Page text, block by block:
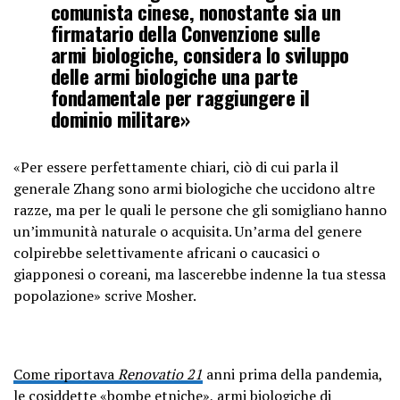
comunista cinese, nonostante sia un
firmatario della Convenzione sulle
armi biologiche, considera lo sviluppo
delle armi biologiche una parte
fondamentale per raggiungere il
dominio militare»
«Per essere perfettamente chiari, ciò di cui parla il
generale Zhang sono armi biologiche che uccidono altre
razze, ma per le quali le persone che gli somigliano hanno
un’immunità naturale o acquisita. Un’arma del genere
colpirebbe selettivamente africani o caucasici o
giapponesi o coreani, ma lascerebbe indenne la tua stessa
popolazione» scrive Mosher.
Come riportavaRenovatio 21 anni prima della pandemia,
le cosiddette «bombe etniche», armi biologiche di